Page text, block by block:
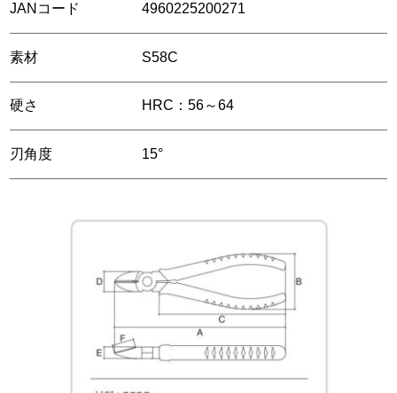
JANコード 4960225200271
素材 S58C
硬さ HRC：56～64
刃角度 15°